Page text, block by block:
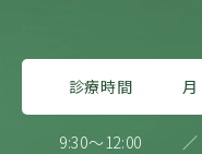
診療時間 月
9:30～12:00 ／